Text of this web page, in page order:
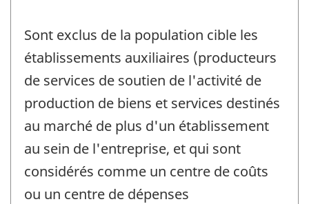
Sont exclus de la population cible les
établissements auxiliaires (producteurs
de services de soutien de l'activité de
production de biens et services destinés
au marché de plus d'un établissement
au sein de l'entreprise, et qui sont
considérés comme un centre de coûts
ou un centre de dépenses